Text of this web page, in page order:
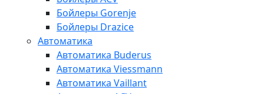
Бойлеры Gorenje
Бойлеры Drazice
Автоматика
Автоматика Buderus
Автоматика Viessmann
Автоматика Vaillant